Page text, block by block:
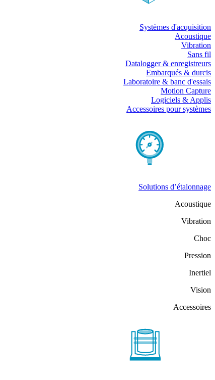
Systèmes d'acquisition
Acoustique
Vibration
Sans fil
Datalogger & enregistreurs
Embarqués & durcis
Laboratoire & banc d'essais
Motion Capture
Logiciels & Applis
Accessoires pour systèmes
Solutions d’étalonnage
Acoustique
Vibration
Choc
Pression
Inertiel
Vision
Accessoires